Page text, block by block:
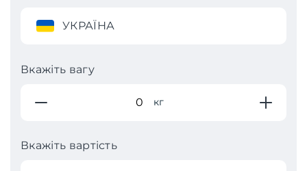
УКРАЇНА
Вкажіть вагу
кг
Вкажіть вартість